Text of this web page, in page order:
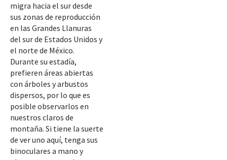
migra hacia el sur desde
sus zonas de reproducción
en las Grandes Llanuras
del sur de Estados Unidos y
el norte de México.
Durante su estadía,
prefieren áreas abiertas
con árboles y arbustos
dispersos, por lo que es
posible observarlos en
nuestros claros de
montaña. Si tiene la suerte
de ver uno aquí, tenga sus
binoculares a mano y